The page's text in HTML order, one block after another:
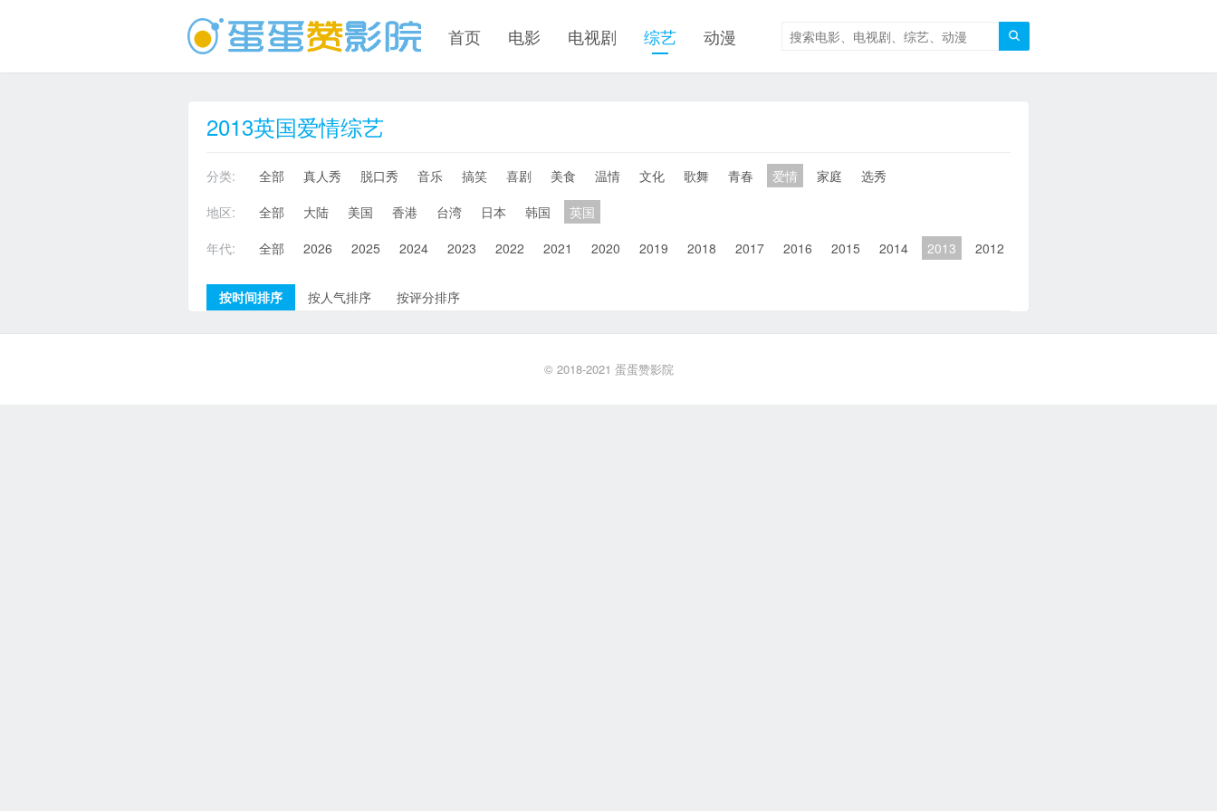

首页 电影 电视剧 综艺 动漫
2013英国爱情综艺
分类: 全部 真人秀 脱口秀 音乐 搞笑 喜剧 美食 温情 文化 歌舞 青春 爱情 家庭
选秀
地区:
全部 大陆 美国 香港 台湾 日本 韩国
英国
年代:
全部 2026 2025 2024 2023 2022 2021 2020 2019 2018 2017 2016 2015 2014 2013 2012
按时间排序 按人气排序 按评分排序
© 2018-2021 蛋蛋赞影院